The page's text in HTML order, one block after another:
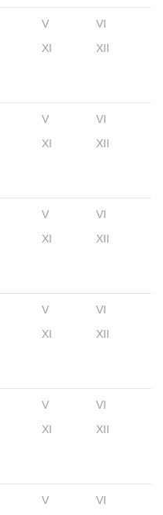
V
VI
XI XII
V
VI
XI XII
V
VI
XI XII
V
VI
XI XII
V
VI
XI XII
V
VI